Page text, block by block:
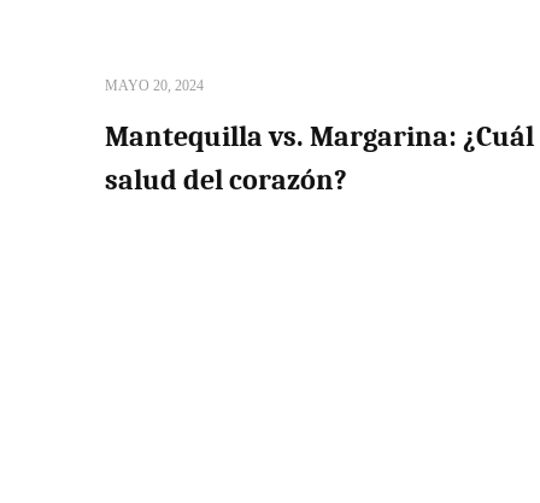
MAYO 20, 2024
Mantequilla vs. Margarina:
salud del corazón?